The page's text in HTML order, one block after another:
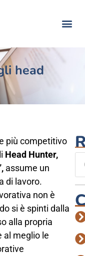
head
più competitivo
Head Hunter,
assume un
di lavoro.
non è
si è spinti dalla
alla propria
al meglio le